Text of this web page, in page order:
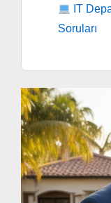
IT
Soruları